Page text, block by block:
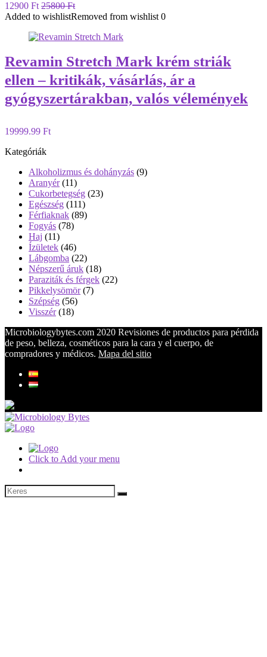
12900 Ft 25800 Ft
Added to wishlistRemoved from wishlist 0
Revamin Stretch Mark krém striák
ellen – kritikák, vásárlás, ár a
gyógyszertárakban, valós vélemények
19999.99 Ft
Kategóriák
Alkoholizmus és dohányzás (9)
Aranyér(11)
Cukorbetegség (23)
Egészség (111)
Férfiaknak (89)
Fogyás (78)
Haj (11)
Ízületek (46)
Lábgomba (22)
Népszerű áruk (18)
Paraziták és férgek (22)
Pikkelysömör(7)
Szépség (56)
Visszér(18)
Microbiologybytes.com 2020 Revisiones de productos para pérdida
de peso, belleza, cosméticos para la cara y el cuerpo, de
compradores y médicos. Mapa del sitio
Click to Add your menu